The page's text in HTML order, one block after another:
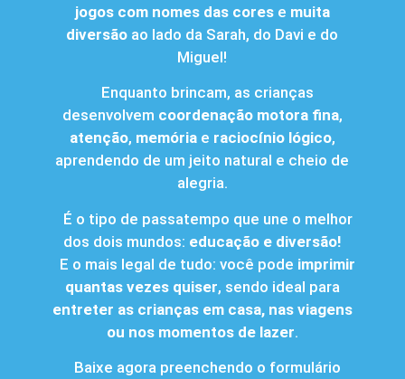
jogos com nomes das corese muita
diversão ao lado da Sarah, do Davi e do
Miguel!
Enquanto brincam, as crianças
desenvolvem coordenação motora fina,
atenção, memóriae raciocínio lógico,
aprendendo de um jeito natural e cheio de
alegria.
É o tipo de passatempo que une o melhor
dos dois mundos: educação e diversão!
E o mais legal de tudo: você pode imprimir
quantas vezes quiser, sendo ideal para
entreter as crianças em casa, nas viagens
ou nos momentos de lazer.
Baixe agora preenchendo o formulário